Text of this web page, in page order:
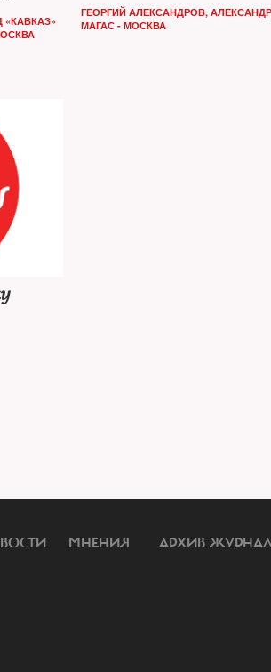
на
Кавказ. Среди жертв
корреспондент NT
ГЕОРГИЙ АЛЕКСАНДРОВ,
МАГАС - МОСКВА
МНЕНИЯ АРХИВ